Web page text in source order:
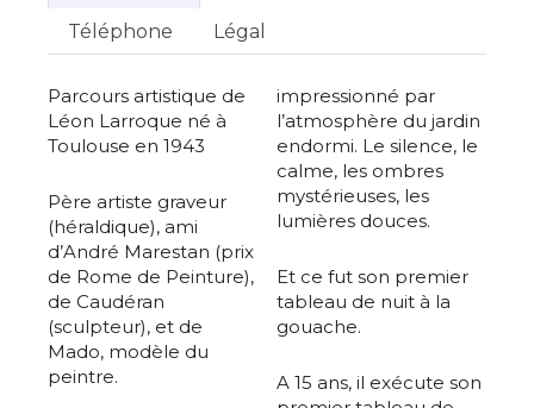
Téléphone
Légal
Parcours artistique de
Léon Larroque né à
Toulouse en 1943
Père artiste graveur
(héraldique), ami
d’André Marestan (prix
de Rome de Peinture),
de Caudéran
(sculpteur), et de
Mado, modèle du
peintre.
impressionné par
l’atmosphère du jardin
endormi. Le silence, le
calme, les ombres
mystérieuses, les
lumières douces.
Et ce fut son premier
tableau de nuit à la
gouache.
A 15 ans, il exécute son